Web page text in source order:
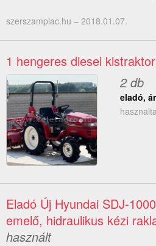
szerszampiac.hu – 2018.01.07.
1 hengeres diesel kistraktor
2 db
eladó,
Eladó Új Hyundai SDJ-
emelő, hidraulikus kézi
használt